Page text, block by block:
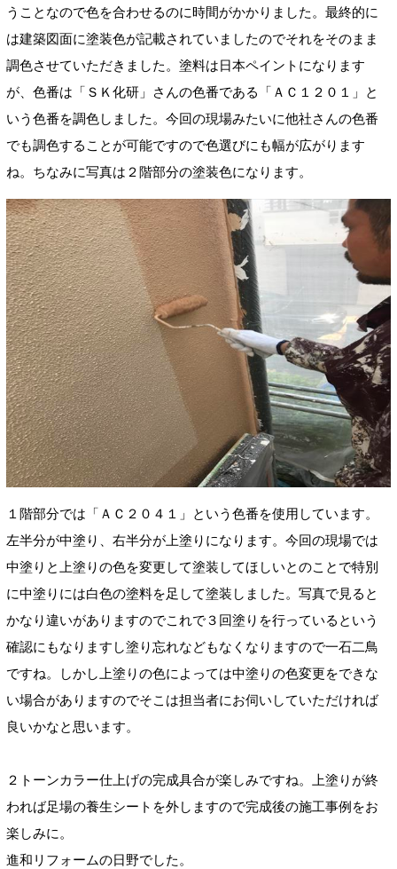
うことなので色を合わせるのに時間がかかりました。最終的に
は建築図面に塗装色が記載されていましたのでそれをそのまま
調色させていただきました。塗料は日本ペイントになります
が、色番は「ＳＫ化研」さんの色番である「ＡＣ１２０１」と
いう色番を調色しました。今回の現場みたいに他社さんの色番
でも調色することが可能ですので色選びにも幅が広がります
ね。ちなみに写真は２階部分の塗装色になります。
１階部分では「ＡＣ２０４１」という色番を使用しています。
左半分が中塗り、右半分が上塗りになります。今回の現場では
中塗りと上塗りの色を変更して塗装してほしいとのことで特別
に中塗りには白色の塗料を足して塗装しました。写真で見ると
かなり違いがありますのでこれで３回塗りを行っているという
確認にもなりますし塗り忘れなどもなくなりますので一石二鳥
ですね。しかし上塗りの色によっては中塗りの色変更をできな
い場合がありますのでそこは担当者にお伺いしていただければ
良いかなと思います。
２トーンカラー仕上げの完成具合が楽しみですね。上塗りが終
われば足場の養生シートを外しますので完成後の施工事例をお
楽しみに。
進和リフォームの日野でした。